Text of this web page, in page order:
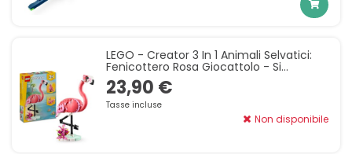
LEGO - Creator 3 In 1 Animali Selvatici:
Fenicottero Rosa Giocattolo - Si
Trasforma In Uccello Cacatua O In
Axolotl - Animali Da
23,90 €
Tasse incluse
Non disponibile